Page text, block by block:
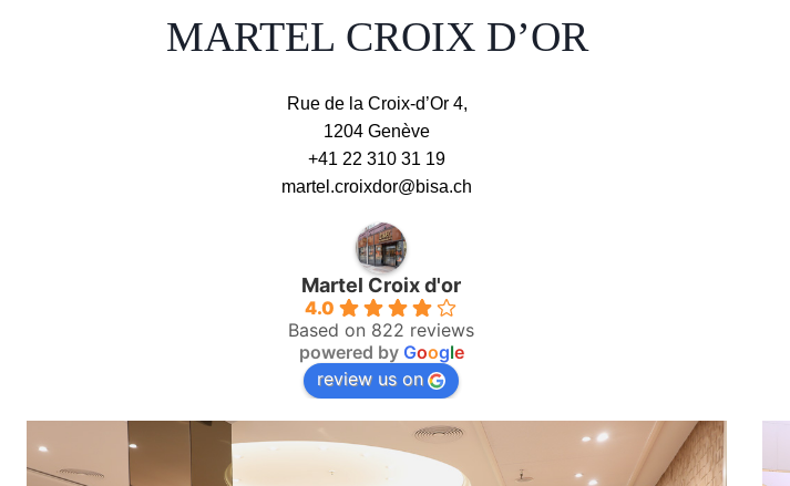
MARTEL CROIX D’OR
Rue de la Croix-d’Or 4,
1204 Genève
+41 22 310 31 19
martel.croixdor@bisa.ch
Martel Croix d'or
4.0
Based on 822 reviews
powered by Google
review us on